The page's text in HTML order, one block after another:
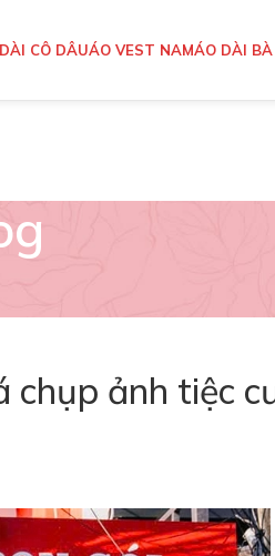
CÔ DÂUÁO VEST NAMÁO DÀI BÀ
chụp ảnh tiệc